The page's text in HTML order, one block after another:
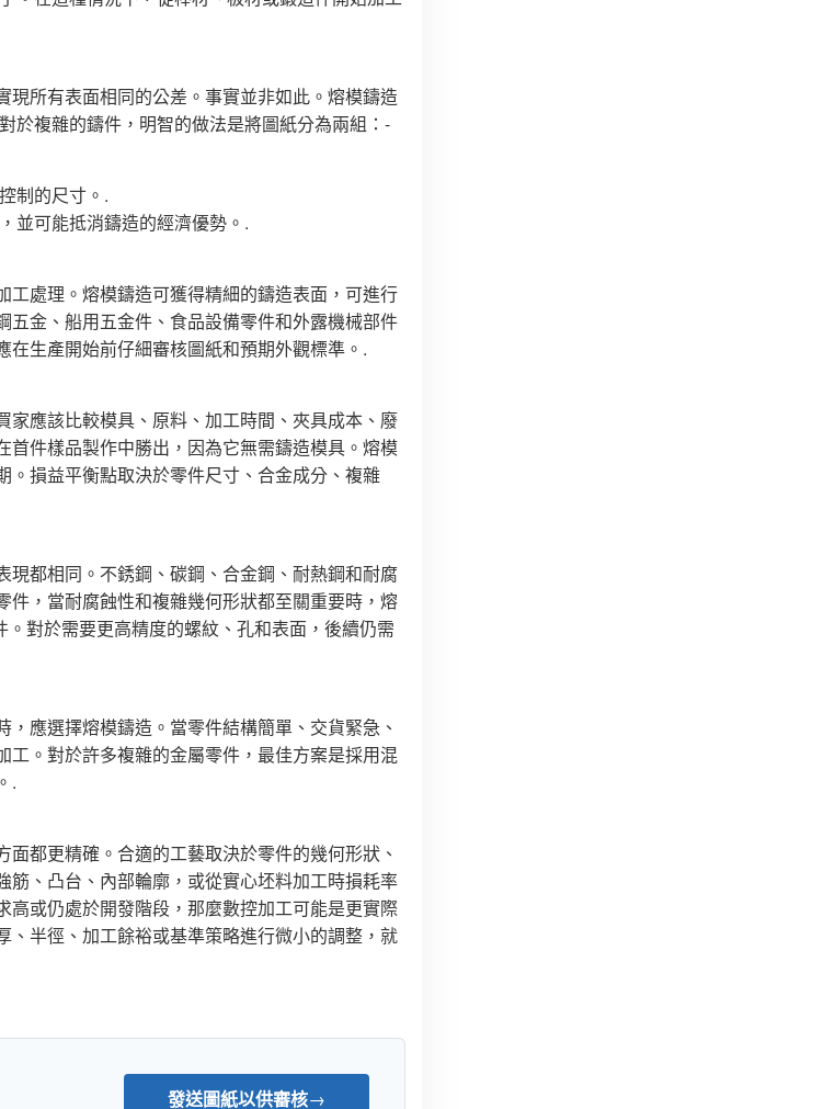
所有表面相同的公差。事實並非如此。熔模鑄造
於複雜的鑄件，明智的做法是將圖紙分為兩組：-
制的尺寸。.
並可能抵消鑄造的經濟優勢。.
處理。熔模鑄造可獲得精細的鑄造表面，可進行
金、船用五金件、食品設備零件和外露機械部件
生產開始前仔細審核圖紙和預期外觀標準。.
應該比較模具、原料、加工時間、夾具成本、廢
件樣品製作中勝出，因為它無需鑄造模具。熔模
損益平衡點取決於零件尺寸、合金成分、複雜
都相同。不銹鋼、碳鋼、合金鋼、耐熱鋼和耐腐
，當耐腐蝕性和複雜幾何形狀都至關重要時，熔
對於需要更高精度的螺紋、孔和表面，後續仍需
應選擇熔模鑄造。當零件結構簡單、交貨緊急、
。對於許多複雜的金屬零件，最佳方案是採用混
.
都更精確。合適的工藝取決於零件的幾何形狀、
、凸台、內部輪廓，或從實心坯料加工時損耗率
或仍處於開發階段，那麼數控加工可能是更實際
半徑、加工餘裕或基準策略進行微小的調整，就
發送圖紙以供審核→